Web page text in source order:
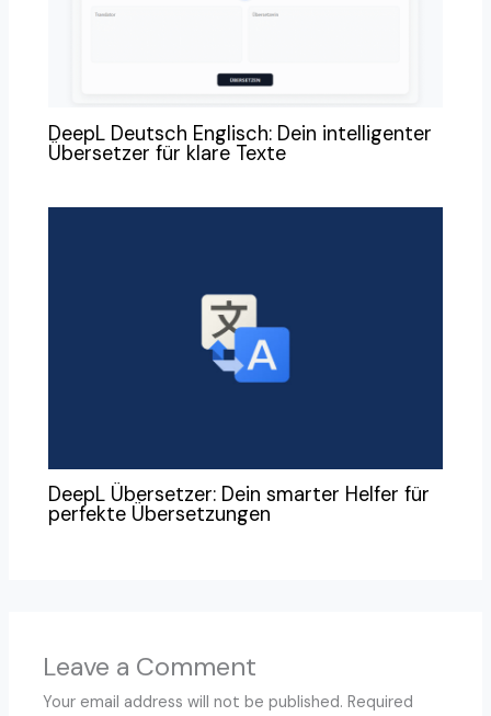
DeepL Deutsch Englisch: Dein intelligenter
Übersetzer für klare Texte
DeepL Übersetzer: Dein smarter Helfer für
perfekte Übersetzungen
Leave a Comment
Your email address will not be published. Required